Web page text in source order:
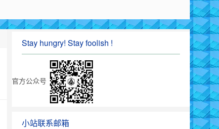
Stay hungry! Stay foolish !
官方公众号
小站联系邮箱